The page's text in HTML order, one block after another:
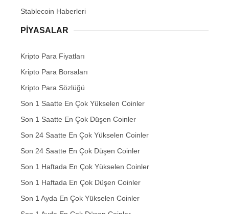
Stablecoin Haberleri
PIYASALAR
Kripto Para Fiyatları
Kripto Para Borsaları
Kripto Para Sözlüğü
Son 1 Saatte En Çok Yükselen Coinler
Son 1 Saatte En Çok Düşen Coinler
Son 24 Saatte En Çok Yükselen Coinler
Son 24 Saatte En Çok Düşen Coinler
Son 1 Haftada En Çok Yükselen Coinler
Son 1 Haftada En Çok Düşen Coinler
Son 1 Ayda En Çok Yükselen Coinler